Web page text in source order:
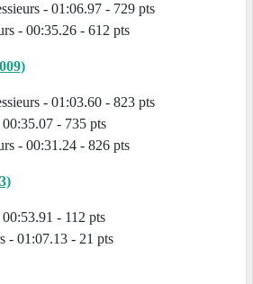
- 01:06.97 - 729 pts
- 00:35.26 - 612 pts
- 01:03.60 - 823 pts
00:35.07 - 735 pts
- 00:31.24 - 826 pts
- 112 pts
- 01:07.13 - 21 pts